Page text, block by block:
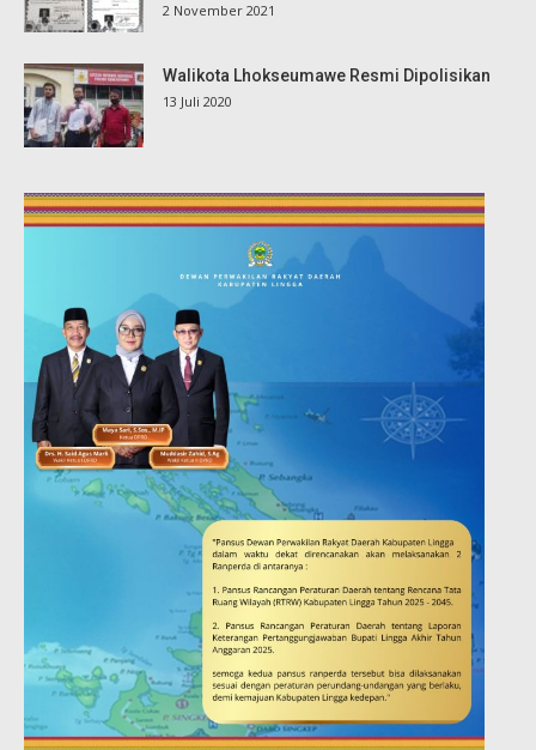
2 November 2021
Walikota Lhokseumawe Resmi Dipolisikan
13 Juli 2020